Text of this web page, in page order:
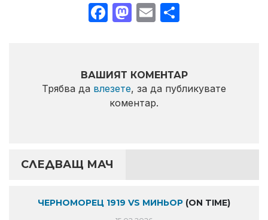
Facebook
Mastodon
Email
ВАШИЯТ КОМЕНТАР
Трябва да влезете, за да публикувате
коментар.
СЛЕДВАЩ МАЧ
ЧЕРНОМОРЕЦ 1919 VS МИНЬОР (ON TIME)